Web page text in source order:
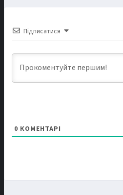
Підписатися
0 КОМЕНТАРІ